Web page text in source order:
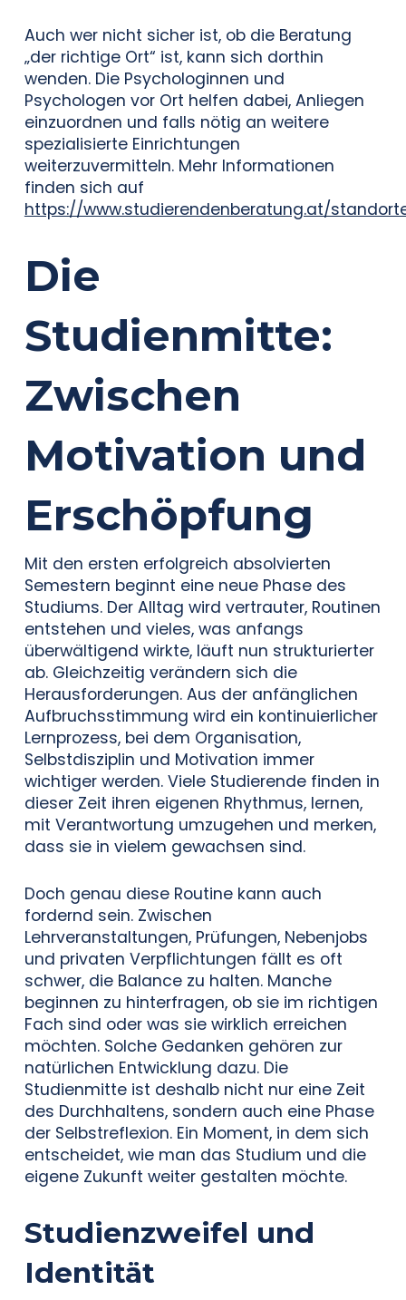
Auch wer nicht sicher ist, ob die Beratung
„der richtige Ort“ ist, kann sich dorthin
wenden. Die Psychologinnen und
Psychologen vor Ort helfen dabei, Anliegen
einzuordnen und falls nötig an weitere
spezialisierte Einrichtungen
weiterzuvermitteln. Mehr Informationen
finden sich auf
https://www.studierendenberatung.at/
Die
Studienmitte:
Zwischen
Motivation und
Erschöpfung
Mit den ersten erfolgreich absolvierten
Semestern beginnt eine neue Phase des
Studiums. Der Alltag wird vertrauter, Routinen
entstehen und vieles, was anfangs
überwältigend wirkte, läuft nun strukturierter
ab. Gleichzeitig verändern sich die
Herausforderungen. Aus der anfänglichen
Aufbruchsstimmung wird ein kontinuierlicher
Lernprozess, bei dem Organisation,
Selbstdisziplin und Motivation immer
wichtiger werden. Viele Studierende finden in
dieser Zeit ihren eigenen Rhythmus, lernen,
mit Verantwortung umzugehen und merken,
dass sie in vielem gewachsen sind.
Doch genau diese Routine kann auch
fordernd sein. Zwischen
Lehrveranstaltungen, Prüfungen, Nebenjobs
und privaten Verpflichtungen fällt es oft
schwer, die Balance zu halten. Manche
beginnen zu hinterfragen, ob sie im richtigen
Fach sind oder was sie wirklich erreichen
möchten. Solche Gedanken gehören zur
natürlichen Entwicklung dazu. Die
Studienmitte ist deshalb nicht nur eine Zeit
des Durchhaltens, sondern auch eine Phase
der Selbstreflexion. Ein Moment, in dem sich
entscheidet, wie man das Studium und die
eigene Zukunft weiter gestalten möchte.
Studienzweifel und
Identität